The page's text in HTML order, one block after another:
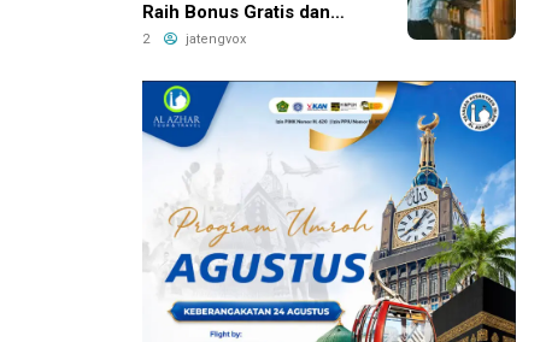
Raih Bonus Gratis dan
Tingkatkan Penjualan
2 jatengvox